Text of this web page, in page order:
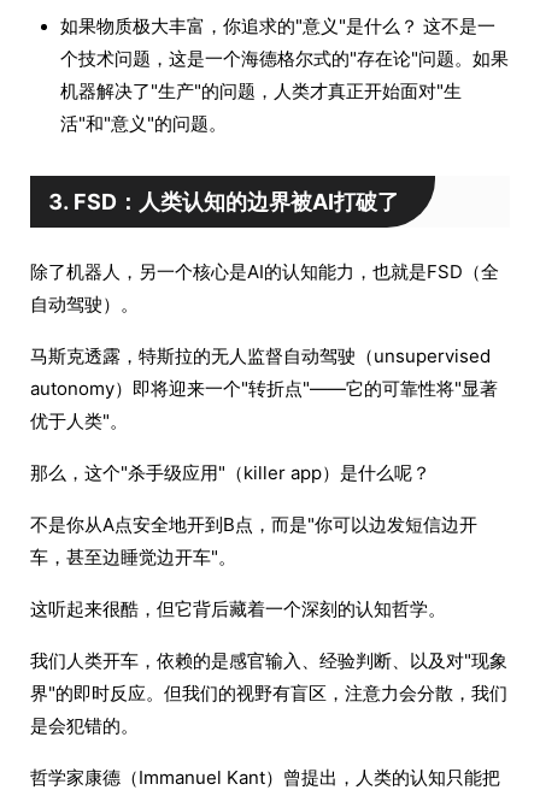
如果物质极大丰富，你追求的"意义"是什么？ 这不是一
个技术问题，这是一个海德格尔式的"存在论"问题。如果
机器解决了"生产"的问题，人类才真正开始面对"生
活"和"意义"的问题。
3. FSD：人类认知的边界被AI打破了
除了机器人，另一个核心是AI的认知能力，也就是FSD（全
自动驾驶）。
马斯克透露，特斯拉的无人监督自动驾驶（unsupervised
autonomy）即将迎来一个"转折点"——它的可靠性将"显著
优于人类"。
那么，这个"杀手级应用"（killer app）是什么呢？
不是你从A点安全地开到B点，而是"你可以边发短信边开
车，甚至边睡觉边开车"。
这听起来很酷，但它背后藏着一个深刻的认知哲学。
我们人类开车，依赖的是感官输入、经验判断、以及对"现象
界"的即时反应。但我们的视野有盲区，注意力会分散，我们
是会犯错的。
哲学家康德（Immanuel Kant）曾提出，人类的认知只能把